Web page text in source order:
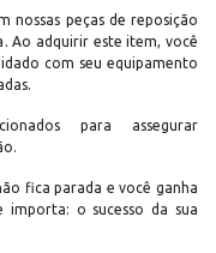
nossas peças de reposição
Ao adquirir este item, você
com seu equipamento
para assegurar
fica parada e você ganha
o sucesso da sua